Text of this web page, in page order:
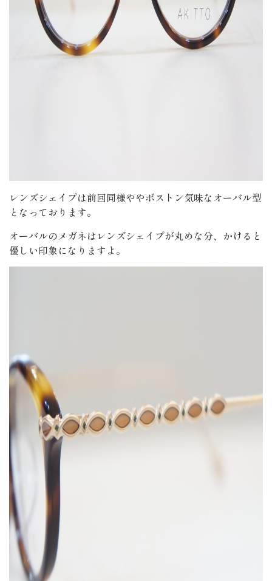
レンズシェイプは前回同様ややボストン気味なオーバル型
となっております。
オーバルのメガネはレンズシェイプが丸めな分、かけると
優しい印象になりますよ。